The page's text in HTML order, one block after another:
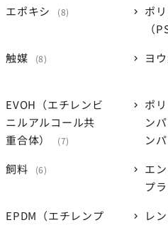
エポキシ 8
ポ
（
触媒 8 ヨ
EVOH（エチレンビ
ニルアルコール共
重合体）
7
ポ
ン
ン
飼料 6
エ
プ
EPDM（エチレンプ
レ